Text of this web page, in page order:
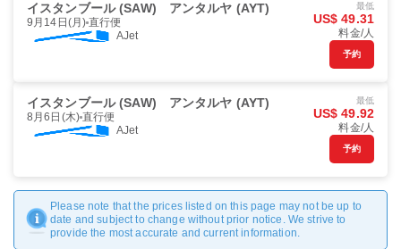
イスタンブール (SAW) アンタルヤ (AYT)
9月14日(月) 直行便
AJet
最低
US$ 49.31
料金/人
予約
イスタンブール (SAW) アンタルヤ (AYT)
8月6日(木) 直行便
AJet
最低
US$ 49.92
料金/人
予約
Please note that the prices listed on this page may not be up to
date and subject to change without prior notice. We strive to
provide the most accurate and current information.